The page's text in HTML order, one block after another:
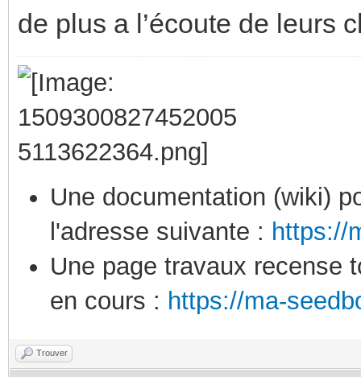
de plus a l’écoute de leurs
Une documentation (wiki)
l'adresse suivante : https://
Une page travaux recense
en cours : https://ma-
Trouver